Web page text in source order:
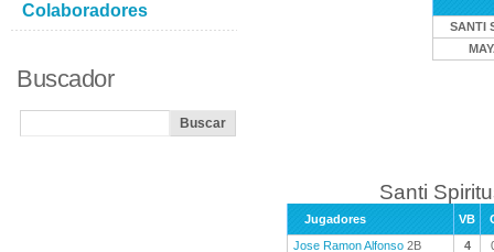
SANTI
Santi
Jugadores VB
Jose Ramon Alfonso 2B 4
Colaboradores
Buscador